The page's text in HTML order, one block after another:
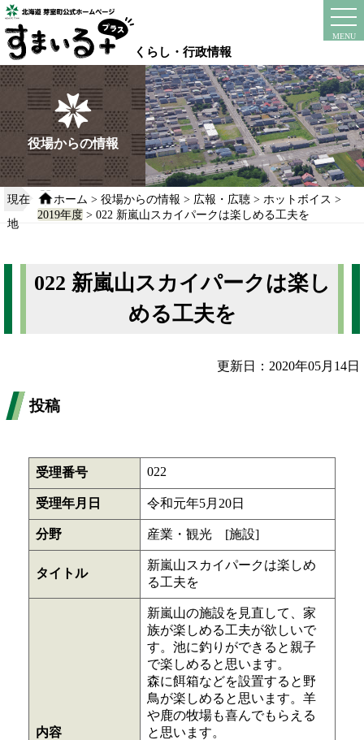
本
文
へ
移
動
る
くらし・行政情報
MENU
instagram
役場からの情報
現在
地
ホーム >役場からの情報 > 広報・広聴 > ホットボイス >
2019年度 > 022 新嵐山スカイパークは楽しめる工夫を
022 新嵐山スカイパークは楽し
める工夫を
更新日：2020年05月14日
投稿
受理番号 022
受理年月日 令和元年5月20日
分野 産業・観光 [施設]
タイトル
新嵐山スカイパークは楽しめ
る工夫を
内容
新嵐山の施設を見直して、家
族が楽しめる工夫が欲しいで
す。池に釣りができると親子
で楽しめると思います。
森に餌箱などを設置すると野
鳥が楽しめると思います。羊
や鹿の牧場も喜んでもらえる
と思います。